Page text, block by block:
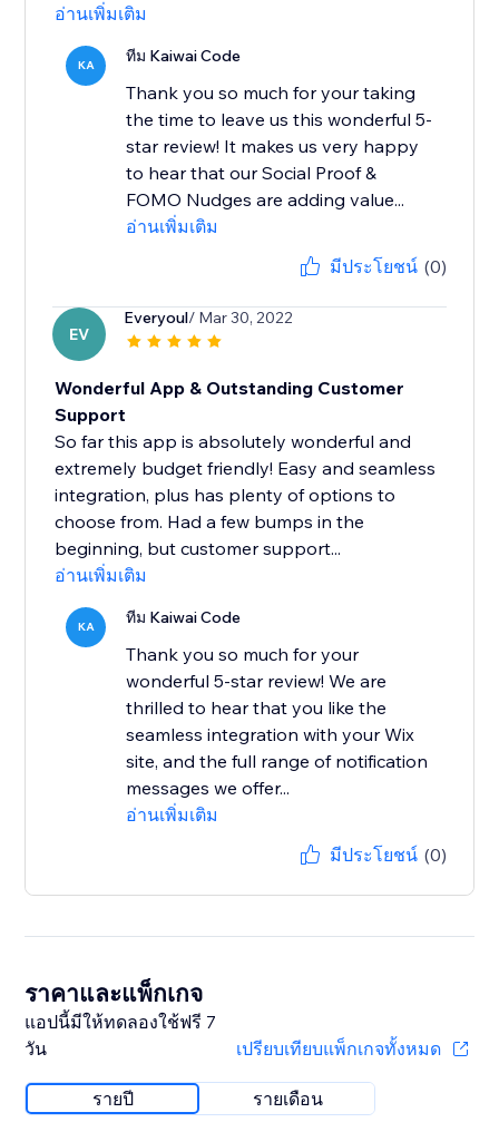
อ่านเพิ่มเติม
KA ทีม Kaiwai Code
Thank you so much for your taking
the time to leave us this wonderful 5-
star review! It makes us very happy
to hear that our Social Proof &
FOMO Nudges are adding value...
อ่านเพิ่มเติม
มีประโยชน์ (0)
EV
Everyoul/ Mar 30, 2022
Wonderful App & Outstanding Customer
Support
So far this app is absolutely wonderful and
extremely budget friendly! Easy and seamless
integration, plus has plenty of options to
choose from. Had a few bumps in the
beginning, but customer support...
อ่านเพิ่มเติม
KA ทีม Kaiwai Code
Thank you so much for your
wonderful 5-star review! We are
thrilled to hear that you like the
seamless integration with your Wix
site, and the full range of notification
messages we offer...
อ่านเพิ่มเติม
มีประโยชน์ (0)
ราคาและแพ็กเกจ
แอปนี้มีให้ทดลองใช้ฟรี 7
วัน
เปรียบเทียบแพ็กเกจทั้งหมด
รายปี รายเดือน